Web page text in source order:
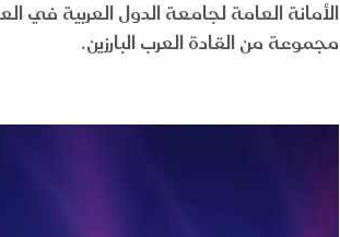
الأمانة العامة لجامعة الدول العربية في
مجموعة من القادة العرب البارزين.